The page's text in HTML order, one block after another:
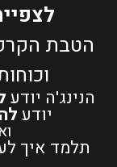
הטבת
הנינג'ה יודע
יודע
תלמד איך